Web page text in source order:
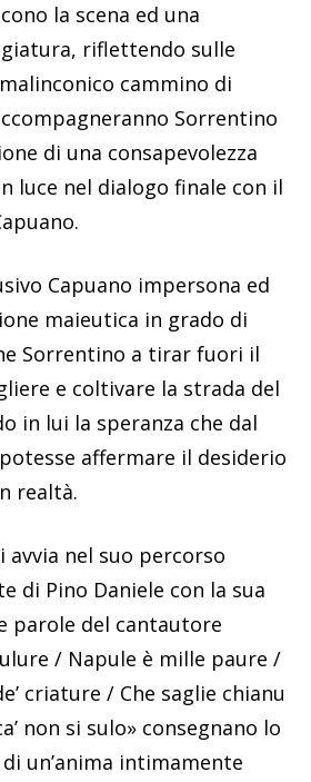
la scena ed una
riflettendo sulle
cammino di
Sorrentino
di una consapevolezza
luce nel dialogo finale con il
Capuano impersona ed
maieutica in grado di
Sorrentino a tirar fuori il
e coltivare la strada del
in lui la speranza che dal
affermare il desiderio
realtà.
avvia nel suo percorso
di Pino Daniele con la sua
parole del cantautore
/ Napule è mille paure /
criature / Che saglie chianu
non si sulo» consegnano lo
un’anima intimamente